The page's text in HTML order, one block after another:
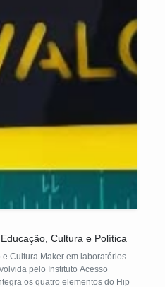
Cultura e Política
Cultura Maker em laboratórios
pelo Instituto Acesso
os quatro elementos do Hip